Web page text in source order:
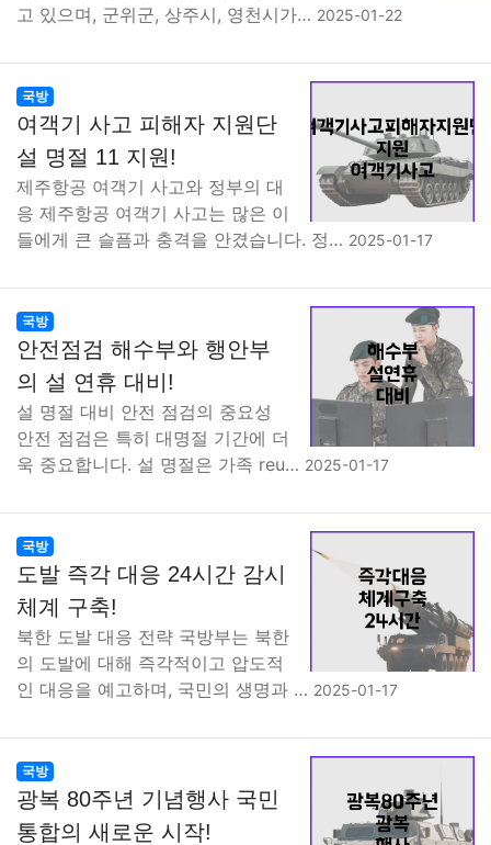
고 있으며, 군위군, 상주시, 영천시가… 2025-01-22
국방
여객기 사고 피해자 지원단
설 명절 11 지원!
제주항공 여객기 사고와 정부의 대
응 제주항공 여객기 사고는 많은 이
들에게 큰 슬픔과 충격을 안겼습니다. 정… 2025-01-17
국방
안전점검 해수부와 행안부
의 설 연휴 대비!
설 명절 대비 안전 점검의 중요성
안전 점검은 특히 대명절 기간에 더
욱 중요합니다. 설 명절은 가족 reu… 2025-01-17
국방
도발 즉각 대응 24시간 감시
체계 구축!
북한 도발 대응 전략 국방부는 북한
의 도발에 대해 즉각적이고 압도적
인 대응을 예고하며, 국민의 생명과 … 2025-01-17
국방
광복 80주년 기념행사 국민
통합의 새로운 시작!